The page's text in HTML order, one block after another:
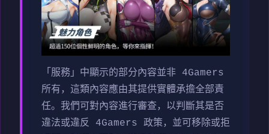
「服務」中顯示的部分內容並非 4Gamers
所有，這類內容應由其提供實體承擔全部責
任。我們可對內容進行審查，以判斷其是否
違法或違反 4Gamers 政策，並可移除或拒